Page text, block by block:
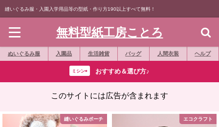
縫いぐるみ服・入園入学用品等の型紙・作り方190以上すべて無料！
無料型紙工房ことろ
ぬいぐるみ服 入園品 生活雑貨 バッグ 人間衣装 ヘルプ
ミシン⇨ おすすめ＆選び方♪
このサイトには広告が含まれます
縫いぐるみポーチ エコクラフト